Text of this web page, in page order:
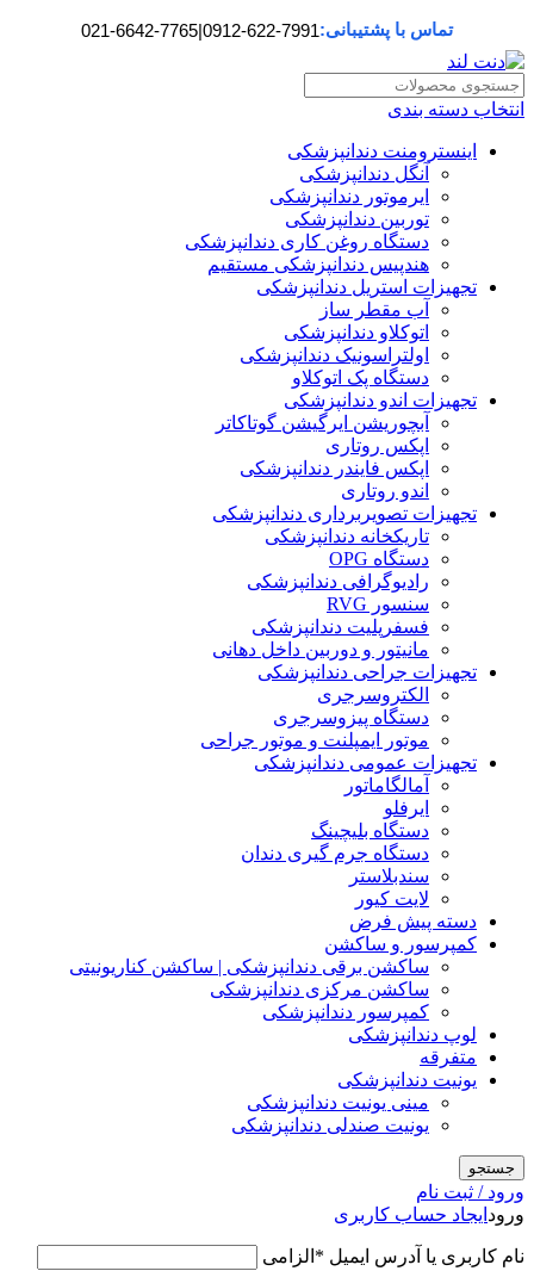
تماس با پشتیبانی:0912-622-7991
|
021-6642-7765
انتخاب دسته بندی
اینسترومنت دندانپزشکی
آنگل دندانپزشکی
ایرموتور دندانپزشکی
توربین دندانپزشکی
دستگاه روغن کاری دندانپزشکی
هندپیس دندانپزشکی مستقیم
تجهیزات استریل دندانپزشکی
آب مقطر ساز
اتوکلاو دندانپزشکی
اولتراسونیک دندانپزشکی
دستگاه پک اتوکلاو
تجهیزات اندو دندانپزشکی
آبچوریشن ایرگیشن گوتاکاتر
اپکس روتاری
اپکس فایندر دندانپزشکی
اندو روتاری
تجهیزات تصویربرداری دندانپزشکی
تاریکخانه دندانپزشکی
دستگاه OPG
رادیوگرافی دندانپزشکی
سنسور RVG
فسفرپلیت دندانپزشکی
مانیتور و دوربین داخل دهانی
تجهیزات جراحی دندانپزشکی
الکتروسرجری
دستگاه پیزوسرجری
موتور ایمپلنت و موتور جراحی
تجهیزات عمومی دندانپزشکی
آمالگاماتور
ایرفلو
دستگاه بلیچینگ
دستگاه جرم گیری دندان
سندبلاستر
لایت کیور
دسته پیش فرض
کمپرسور و ساکشن
ساکشن برقی دندانپزشکی | ساکشن کناریونیتی
ساکشن مرکزی دندانپزشکی
کمپرسور دندانپزشکی
لوپ دندانپزشکی
متفرقه
یونیت دندانپزشکی
مینی یونیت دندانپزشکی
یونیت صندلی دندانپزشکی
جستجو
ورود / ثبت نام
ورود ایجاد حساب کاربری
نام کاربری یا آدرس ایمیل * الزامی